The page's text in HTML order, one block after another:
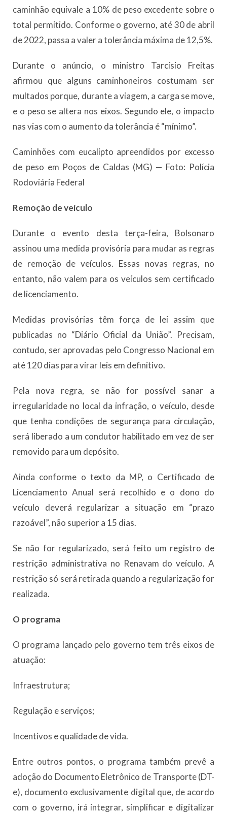
caminhão equivale a 10% de peso excedente sobre o
total permitido. Conforme o governo, até 30 de abril
de 2022, passa a valer a tolerância máxima de 12,5%.
Durante o anúncio, o ministro Tarcísio Freitas
afirmou que alguns caminhoneiros costumam ser
multados porque, durante a viagem, a carga se move,
e o peso se altera nos eixos. Segundo ele, o impacto
nas vias com o aumento da tolerância é “mínimo”.
Caminhões com eucalipto apreendidos por excesso
de peso em Poços de Caldas (MG) — Foto: Polícia
Rodoviária Federal
Remoção de veículo
Durante o evento desta terça-feira, Bolsonaro
assinou uma medida provisória para mudar as regras
de remoção de veículos. Essas novas regras, no
entanto, não valem para os veículos sem certificado
de licenciamento.
Medidas provisórias têm força de lei assim que
publicadas no “Diário Oficial da União”. Precisam,
contudo, ser aprovadas pelo Congresso Nacional em
até 120 dias para virar leis em definitivo.
Pela nova regra, se não for possível sanar a
irregularidade no local da infração, o veículo, desde
que tenha condições de segurança para circulação,
será liberado a um condutor habilitado em vez de ser
removido para um depósito.
Ainda conforme o texto da MP, o Certificado de
Licenciamento Anual será recolhido e o dono do
veículo deverá regularizar a situação em “prazo
razoável”, não superior a 15 dias.
Se não for regularizado, será feito um registro de
restrição administrativa no Renavam do veículo. A
restrição só será retirada quando a regularização for
realizada.
O programa
O programa lançado pelo governo tem três eixos de
atuação:
Infraestrutura;
Regulação e serviços;
Incentivos e qualidade de vida.
Entre outros pontos, o programa também prevê a
adoção do Documento Eletrônico de Transporte (DT-
e), documento exclusivamente digital que, de acordo
com o governo, irá integrar, simplificar e digitalizar